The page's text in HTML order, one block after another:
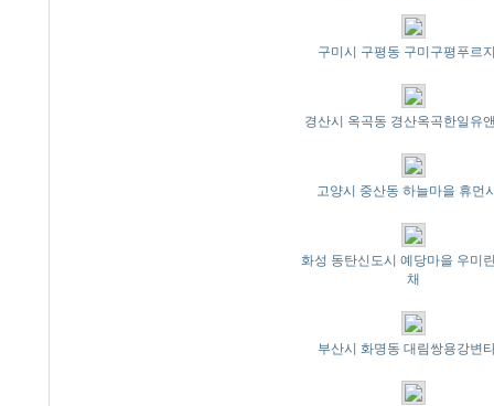
구미시 구평동 구미구평푸르
경산시 옥곡동 경산옥곡한일유
고양시 중산동 하늘마을 휴먼
화성 동탄신도시 예당마을 우미
채
부산시 화명동 대림쌍용강변